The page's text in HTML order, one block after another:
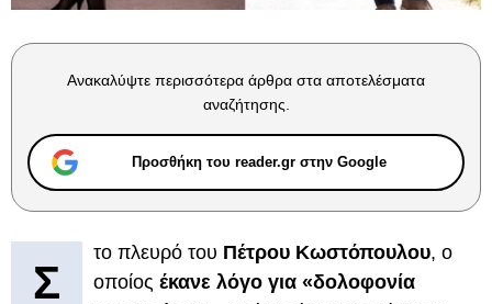
Ανακαλύψτε περισσότερα άρθρα στα αποτελέσματα
αναζήτησης.
Προσθήκη του reader.gr στην Google
Σ
το πλευρό του Πέτρου Κωστόπουλου, ο
οποίος έκανε λόγο για «δολοφονία